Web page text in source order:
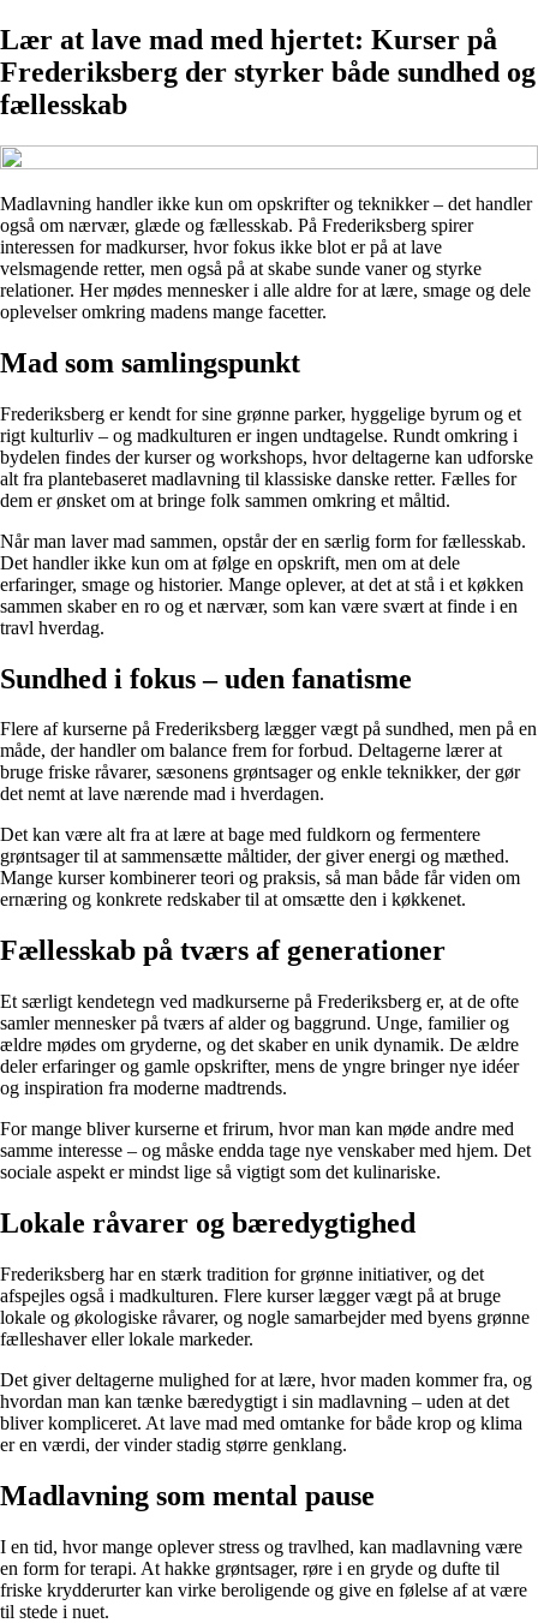
Lær at lave mad med hjertet: Kurser på
Frederiksberg der styrker både sundhed og
fællesskab
Madlavning handler ikke kun om opskrifter og teknikker – det handler
også om nærvær, glæde og fællesskab. På Frederiksberg spirer
interessen for madkurser, hvor fokus ikke blot er på at lave
velsmagende retter, men også på at skabe sunde vaner og styrke
relationer. Her mødes mennesker i alle aldre for at lære, smage og dele
oplevelser omkring madens mange facetter.
Mad som samlingspunkt
Frederiksberg er kendt for sine grønne parker, hyggelige byrum og et
rigt kulturliv – og madkulturen er ingen undtagelse. Rundt omkring i
bydelen findes der kurser og workshops, hvor deltagerne kan udforske
alt fra plantebaseret madlavning til klassiske danske retter. Fælles for
dem er ønsket om at bringe folk sammen omkring et måltid.
Når man laver mad sammen, opstår der en særlig form for fællesskab.
Det handler ikke kun om at følge en opskrift, men om at dele
erfaringer, smage og historier. Mange oplever, at det at stå i et køkken
sammen skaber en ro og et nærvær, som kan være svært at finde i en
travl hverdag.
Sundhed i fokus – uden fanatisme
Flere af kurserne på Frederiksberg lægger vægt på sundhed, men på en
måde, der handler om balance frem for forbud. Deltagerne lærer at
bruge friske råvarer, sæsonens grøntsager og enkle teknikker, der gør
det nemt at lave nærende mad i hverdagen.
Det kan være alt fra at lære at bage med fuldkorn og fermentere
grøntsager til at sammensætte måltider, der giver energi og mæthed.
Mange kurser kombinerer teori og praksis, så man både får viden om
ernæring og konkrete redskaber til at omsætte den i køkkenet.
Fællesskab på tværs af generationer
Et særligt kendetegn ved madkurserne på Frederiksberg er, at de ofte
samler mennesker på tværs af alder og baggrund. Unge, familier og
ældre mødes om gryderne, og det skaber en unik dynamik. De ældre
deler erfaringer og gamle opskrifter, mens de yngre bringer nye idéer
og inspiration fra moderne madtrends.
For mange bliver kurserne et frirum, hvor man kan møde andre med
samme interesse – og måske endda tage nye venskaber med hjem. Det
sociale aspekt er mindst lige så vigtigt som det kulinariske.
Lokale råvarer og bæredygtighed
Frederiksberg har en stærk tradition for grønne initiativer, og det
afspejles også i madkulturen. Flere kurser lægger vægt på at bruge
lokale og økologiske råvarer, og nogle samarbejder med byens grønne
fælleshaver eller lokale markeder.
Det giver deltagerne mulighed for at lære, hvor maden kommer fra, og
hvordan man kan tænke bæredygtigt i sin madlavning – uden at det
bliver kompliceret. At lave mad med omtanke for både krop og klima
er en værdi, der vinder stadig større genklang.
Madlavning som mental pause
I en tid, hvor mange oplever stress og travlhed, kan madlavning være
en form for terapi. At hakke grøntsager, røre i en gryde og dufte til
friske krydderurter kan virke beroligende og give en følelse af at være
til stede i nuet.